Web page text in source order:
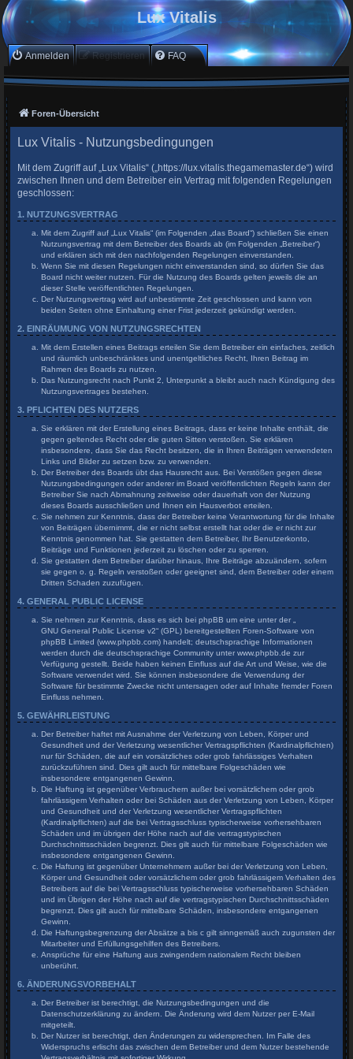
Lux Vitalis
Anmelden Registrieren FAQ
Foren-Übersicht
Lux Vitalis - Nutzungsbedingungen
Mit dem Zugriff auf „Lux Vitalis“ („https://lux.vitalis.thegamemaster.de“) wird
zwischen Ihnen und dem Betreiber ein Vertrag mit folgenden Regelungen
geschlossen:
1. NUTZUNGSVERTRAG
Mit dem Zugriff auf „Lux Vitalis“ (im Folgenden „das Board“) schließen Sie einen
Nutzungsvertrag mit dem Betreiber des Boards ab (im Folgenden „Betreiber“)
und erklären sich mit den nachfolgenden Regelungen einverstanden.
Wenn Sie mit diesen Regelungen nicht einverstanden sind, so dürfen Sie das
Board nicht weiter nutzen. Für die Nutzung des Boards gelten jeweils die an
dieser Stelle veröffentlichten Regelungen.
Der Nutzungsvertrag wird auf unbestimmte Zeit geschlossen und kann von
beiden Seiten ohne Einhaltung einer Frist jederzeit gekündigt werden.
2. EINRÄUMUNG VON NUTZUNGSRECHTEN
Mit dem Erstellen eines Beitrags erteilen Sie dem Betreiber ein einfaches, zeitlich
und räumlich unbeschränktes und unentgeltliches Recht, Ihren Beitrag im
Rahmen des Boards zu nutzen.
Das Nutzungsrecht nach Punkt 2, Unterpunkt a bleibt auch nach Kündigung des
Nutzungsvertrages bestehen.
3. PFLICHTEN DES NUTZERS
Sie erklären mit der Erstellung eines Beitrags, dass er keine Inhalte enthält, die
gegen geltendes Recht oder die guten Sitten verstoßen. Sie erklären
insbesondere, dass Sie das Recht besitzen, die in Ihren Beiträgen verwendeten
Links und Bilder zu setzen bzw. zu verwenden.
Der Betreiber des Boards übt das Hausrecht aus. Bei Verstößen gegen diese
Nutzungsbedingungen oder anderer im Board veröffentlichten Regeln kann der
Betreiber Sie nach Abmahnung zeitweise oder dauerhaft von der Nutzung
dieses Boards ausschließen und Ihnen ein Hausverbot erteilen.
Sie nehmen zur Kenntnis, dass der Betreiber keine Verantwortung für die Inhalte
von Beiträgen übernimmt, die er nicht selbst erstellt hat oder die er nicht zur
Kenntnis genommen hat. Sie gestatten dem Betreiber, Ihr Benutzerkonto,
Beiträge und Funktionen jederzeit zu löschen oder zu sperren.
Sie gestatten dem Betreiber darüber hinaus, Ihre Beiträge abzuändern, sofern
sie gegen o. g. Regeln verstoßen oder geeignet sind, dem Betreiber oder einem
Dritten Schaden zuzufügen.
4. GENERAL PUBLIC LICENSE
Sie nehmen zur Kenntnis, dass es sich bei phpBB um eine unter der „
GNU General Public License v2“ (GPL) bereitgestellten Foren-Software von
phpBB Limited (www.phpbb.com) handelt; deutschsprachige Informationen
werden durch die deutschsprachige Community unter www.phpbb.de zur
Verfügung gestellt. Beide haben keinen Einfluss auf die Art und Weise, wie die
Software verwendet wird. Sie können insbesondere die Verwendung der
Software für bestimmte Zwecke nicht untersagen oder auf Inhalte fremder Foren
Einfluss nehmen.
5. GEWÄHRLEISTUNG
Der Betreiber haftet mit Ausnahme der Verletzung von Leben, Körper und
Gesundheit und der Verletzung wesentlicher Vertragspflichten (Kardinalpflichten)
nur für Schäden, die auf ein vorsätzliches oder grob fahrlässiges Verhalten
zurückzuführen sind. Dies gilt auch für mittelbare Folgeschäden wie
insbesondere entgangenen Gewinn.
Die Haftung ist gegenüber Verbrauchern außer bei vorsätzlichem oder grob
fahrlässigem Verhalten oder bei Schäden aus der Verletzung von Leben, Körper
und Gesundheit und der Verletzung wesentlicher Vertragspflichten
(Kardinalpflichten) auf die bei Vertragsschluss typischerweise vorhersehbaren
Schäden und im übrigen der Höhe nach auf die vertragstypischen
Durchschnittsschäden begrenzt. Dies gilt auch für mittelbare Folgeschäden wie
insbesondere entgangenen Gewinn.
Die Haftung ist gegenüber Unternehmern außer bei der Verletzung von Leben,
Körper und Gesundheit oder vorsätzlichem oder grob fahrlässigem Verhalten des
Betreibers auf die bei Vertragsschluss typischerweise vorhersehbaren Schäden
und im Übrigen der Höhe nach auf die vertragstypischen Durchschnittsschäden
begrenzt. Dies gilt auch für mittelbare Schäden, insbesondere entgangenen
Gewinn.
Die Haftungsbegrenzung der Absätze a bis c gilt sinngemäß auch zugunsten der
Mitarbeiter und Erfüllungsgehilfen des Betreibers.
Ansprüche für eine Haftung aus zwingendem nationalem Recht bleiben
unberührt.
6. ÄNDERUNGSVORBEHALT
Der Betreiber ist berechtigt, die Nutzungsbedingungen und die
Datenschutzerklärung zu ändern. Die Änderung wird dem Nutzer per E-Mail
mitgeteilt.
Der Nutzer ist berechtigt, den Änderungen zu widersprechen. Im Falle des
Widerspruchs erlischt das zwischen dem Betreiber und dem Nutzer bestehende